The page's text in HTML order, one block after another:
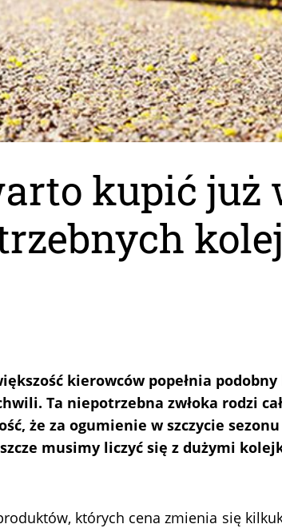
kupić już
kierowców popełnia podobny
Ta niepotrzebna zwłoka rodzi
że za ogumienie w szczycie sezonu
musimy liczyć się z dużymi
których cena zmienia się